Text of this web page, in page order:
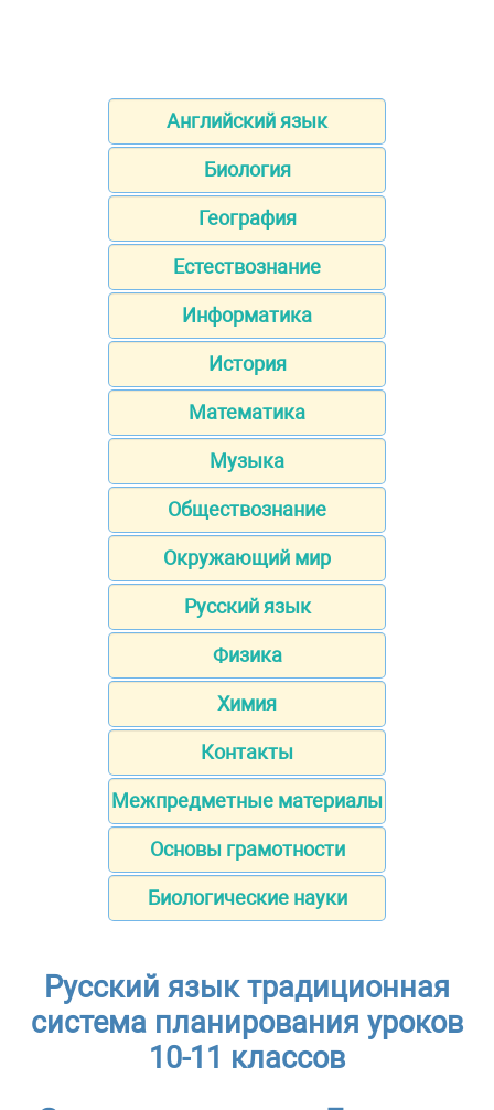
Английский язык
Биология
География
Естествознание
Информатика
История
Математика
Музыка
Обществознание
Окружающий мир
Русский язык
Физика
Химия
Контакты
Межпредметные материалы
Основы грамотности
Биологические науки
Русский язык традиционная
система планирования уроков
10-11 классов